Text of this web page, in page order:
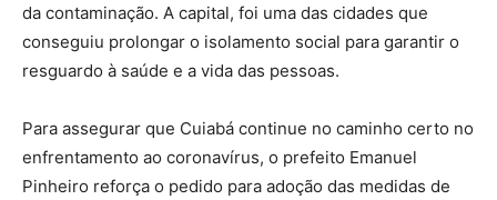
da contaminação. A capital, foi uma das cidades que
conseguiu prolongar o isolamento social para garantir o
resguardo à saúde e a vida das pessoas.
Para assegurar que Cuiabá continue no caminho certo no
enfrentamento ao coronavírus, o prefeito Emanuel
Pinheiro reforça o pedido para adoção das medidas de